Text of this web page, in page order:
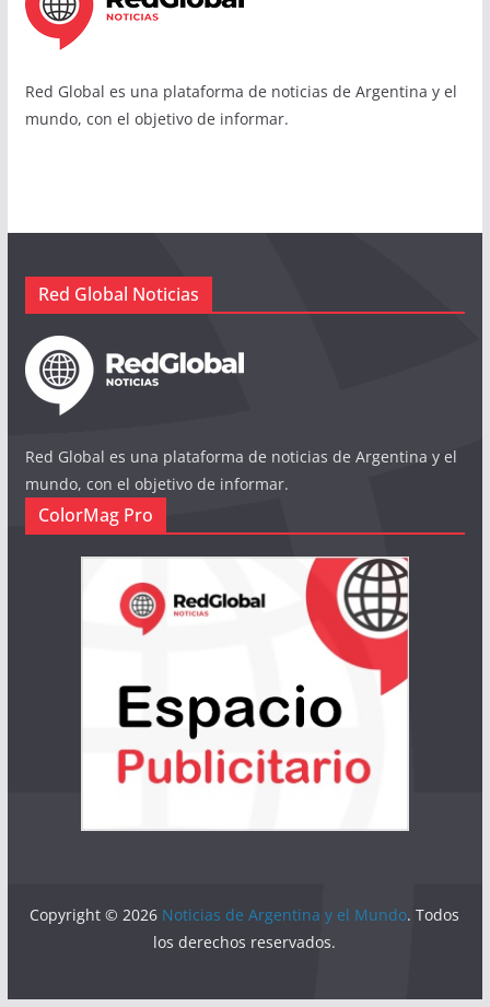
Red Global es una plataforma de noticias de Argentina y el
mundo, con el objetivo de informar.
Red Global Noticias
Red Global es una plataforma de noticias de Argentina y el
mundo, con el objetivo de informar.
ColorMag Pro
Copyright © 2026 Noticias de Argentina y el Mundo. Todos
los derechos reservados.